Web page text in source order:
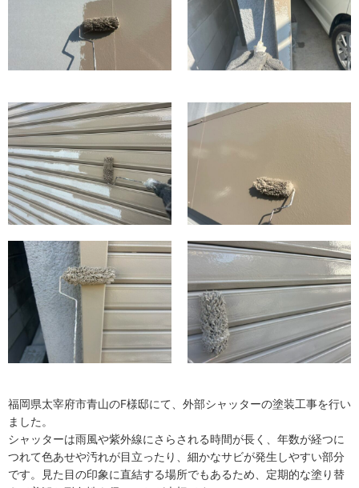
福岡県太宰府市青山のF様邸にて、外部シャッターの塗装工事を行い
ました。
シャッターは雨風や紫外線にさらされる時間が長く、年数が経つに
つれて色あせや汚れが目立ったり、細かなサビが発生しやすい部分
です。見た目の印象に直結する場所でもあるため、定期的な塗り替